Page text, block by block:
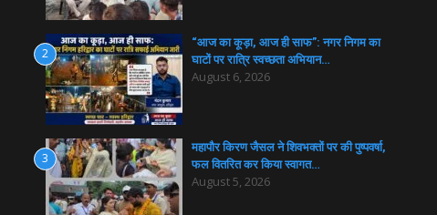
2
“आज का कूड़ा, आज ही साफ”: नगर निगम का
घाटों पर रात्रि स्वच्छता अभियान…
August 6, 2026
3
महापौर किरण जैसल ने शिवभक्तों पर की पुष्पवर्षा,
फल वितरित कर किया स्वागत…
August 5, 2026